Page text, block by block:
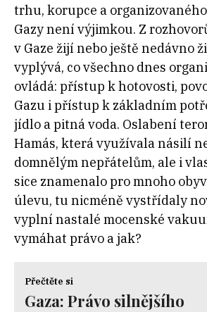
trhu, korupce a
Gazy není výjimkou. Z
v Gaze žijí nebo ještě nedávno
vyplývá, co všechno dnes
ovládá: přístup k hotovosti,
Gazu i přístup k základním
jídlo a pitná voda. Oslabení
Hamás, která využívala násilí
domnělým nepřátelům, ale i
sice znamenalo pro mnoho
úlevu, tu nicméně vystřídaly
vyplní nastalé mocenské
vymáhat právo a jak?
Přečtěte si
Gaza: Právo silnějšího